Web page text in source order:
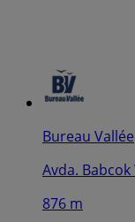
Bureau Vallée
Avda.
876 m